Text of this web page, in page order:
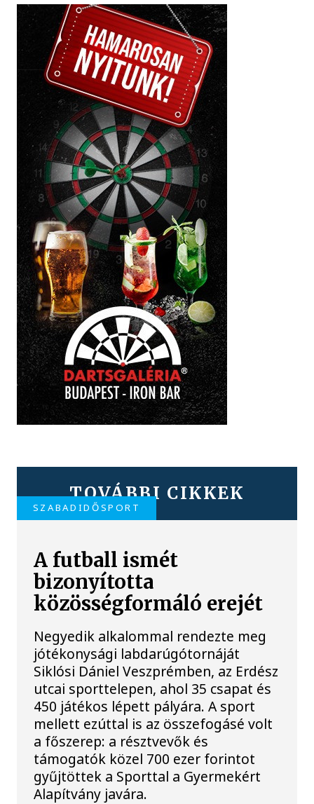
TOVÁBBI CIKKEK
SZABADIDŐSPORT
A futball ismét
bizonyította
közösségformáló erejét
Negyedik alkalommal rendezte meg
jótékonysági labdarúgótornáját
Siklósi Dániel Veszprémben, az Erdész
utcai sporttelepen, ahol 35 csapat és
450 játékos lépett pályára. A sport
mellett ezúttal is az összefogásé volt
a főszerep: a résztvevők és
támogatók közel 700 ezer forintot
gyűjtöttek a Sporttal a Gyermekért
Alapítvány javára.